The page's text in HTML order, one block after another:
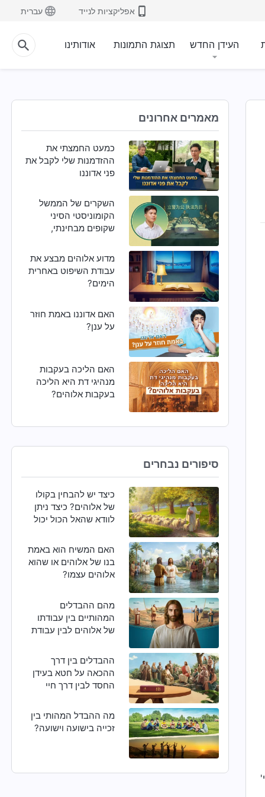
אפליקציות לנייד עברית
העידן החדש תצוגת התמונות אודותינו
מאמרים אחרונים
כמעט החמצתי את
ההזדמנות שלי לקבל את
פני אדוננו
השקרים של הממשל
הקומוניסטי הסיני
שקופים מבחינתי,
אליו בחזרה
מדוע אלוהים מבצע את
עבודת השיפוט באחרית
הימים?
האם אדוננו באמת חוזר
על ענן?
האם הליכה בעקבות
מנהיגי דת היא הליכה
בעקבות אלוהים?
סיפורים נבחרים
כיצד יש להבחין בקולו
של אלוהים? כיצד ניתן
לוודא שהאל הכול יכול
האם המשיח הוא באמת
בנו של אלוהים או שהוא
אלוהים עצמו?
מהם ההבדלים
המהותיים בין עבודתו
של אלוהים לבין עבודת
ההבדלים בין דרך
ההכאה על חטא בעידן
החסד לבין דרך חיי
מה ההבדל המהותי בין
זכייה בישועה וישועה?